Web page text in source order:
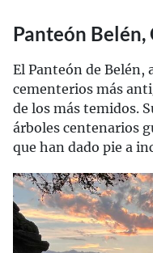
Panteón Belén,
El Panteón de Belén,
cementerios más
de los más temidos.
árboles centenarios
que han dado pie a